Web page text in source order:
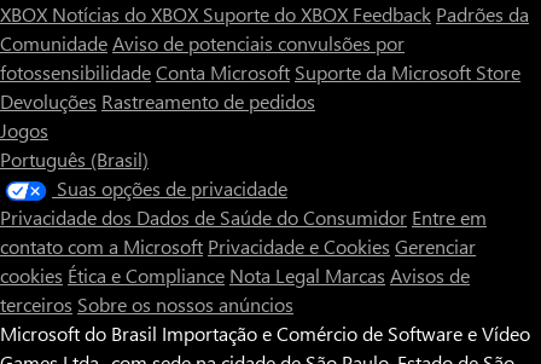
XBOX Notícias do XBOX Suporte do XBOX Feedback Padrões da
ComunidadeAviso de potenciais convulsões por
fotossensibilidadeConta Microsoft Suporte da Microsoft Store
Devoluções Rastreamento de pedidos
Jogos
Português (Brasil)
Suas opções de privacidade
Privacidade dos Dados de Saúde do Consumidor Entre em
contato com a Microsoft Privacidade e Cookies Gerenciar
cookies Ética e Compliance Nota Legal Marcas Avisos de
terceiros Sobre os nossos anúncios
Microsoft do Brasil Importação e Comércio de Software e Vídeo